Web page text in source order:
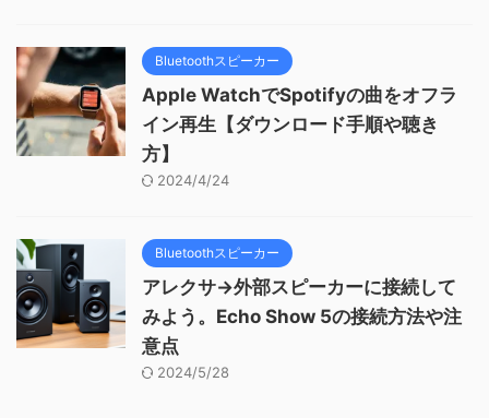
Bluetoothスピーカー
Apple WatchでSpotifyの曲をオフラ
イン再生【ダウンロード手順や聴き
方】
2024/4/24
Bluetoothスピーカー
アレクサ→外部スピーカーに接続して
みよう。Echo Show 5の接続方法や注
意点
2024/5/28